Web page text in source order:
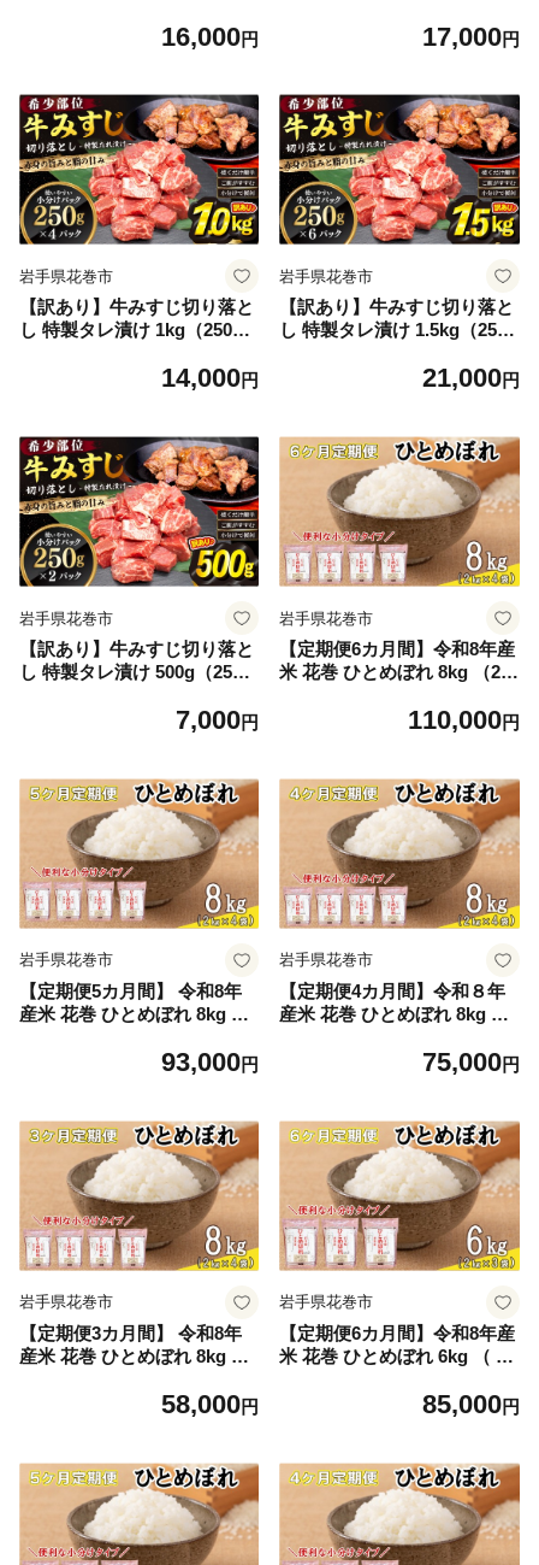
16,000円 17,000円
岩手県花巻市
【訳あり】牛みすじ切り落と
し 特製タレ漬け 1kg（250g×
14,000円
岩手県花巻市
【訳あり】牛みすじ切り落と
し 特製タレ漬け 1.5kg（250g
21,000円
岩手県花巻市
【訳あり】牛みすじ切り落と
し 特製タレ漬け 500g（250g
7,000円
岩手県花巻市
【定期便6カ月間】令和8年産
米 花巻 ひとめぼれ 8kg （2k
お届け＝計48kg＞ 【2474】
110,000円
岩手県花巻市
【定期便5カ月間】 令和8年
産米 花巻 ひとめぼれ 8kg （
続でお届け＝計40㎏＞ 【247
93,000円
岩手県花巻市
【定期便4カ月間】令和８年
産米 花巻 ひとめぼれ 8kg （
連続でお届け＝計32kg＞ 【2
75,000円
岩手県花巻市
【定期便3カ月間】 令和8年
産米 花巻 ひとめぼれ 8kg （
続でお届け＝計24kg＞ 【247
58,000円
岩手県花巻市
【定期便6カ月間】令和8年産
米 花巻 ひとめぼれ 6kg （ 2k
でお届け＝計36kg＞ 【247
85,000円